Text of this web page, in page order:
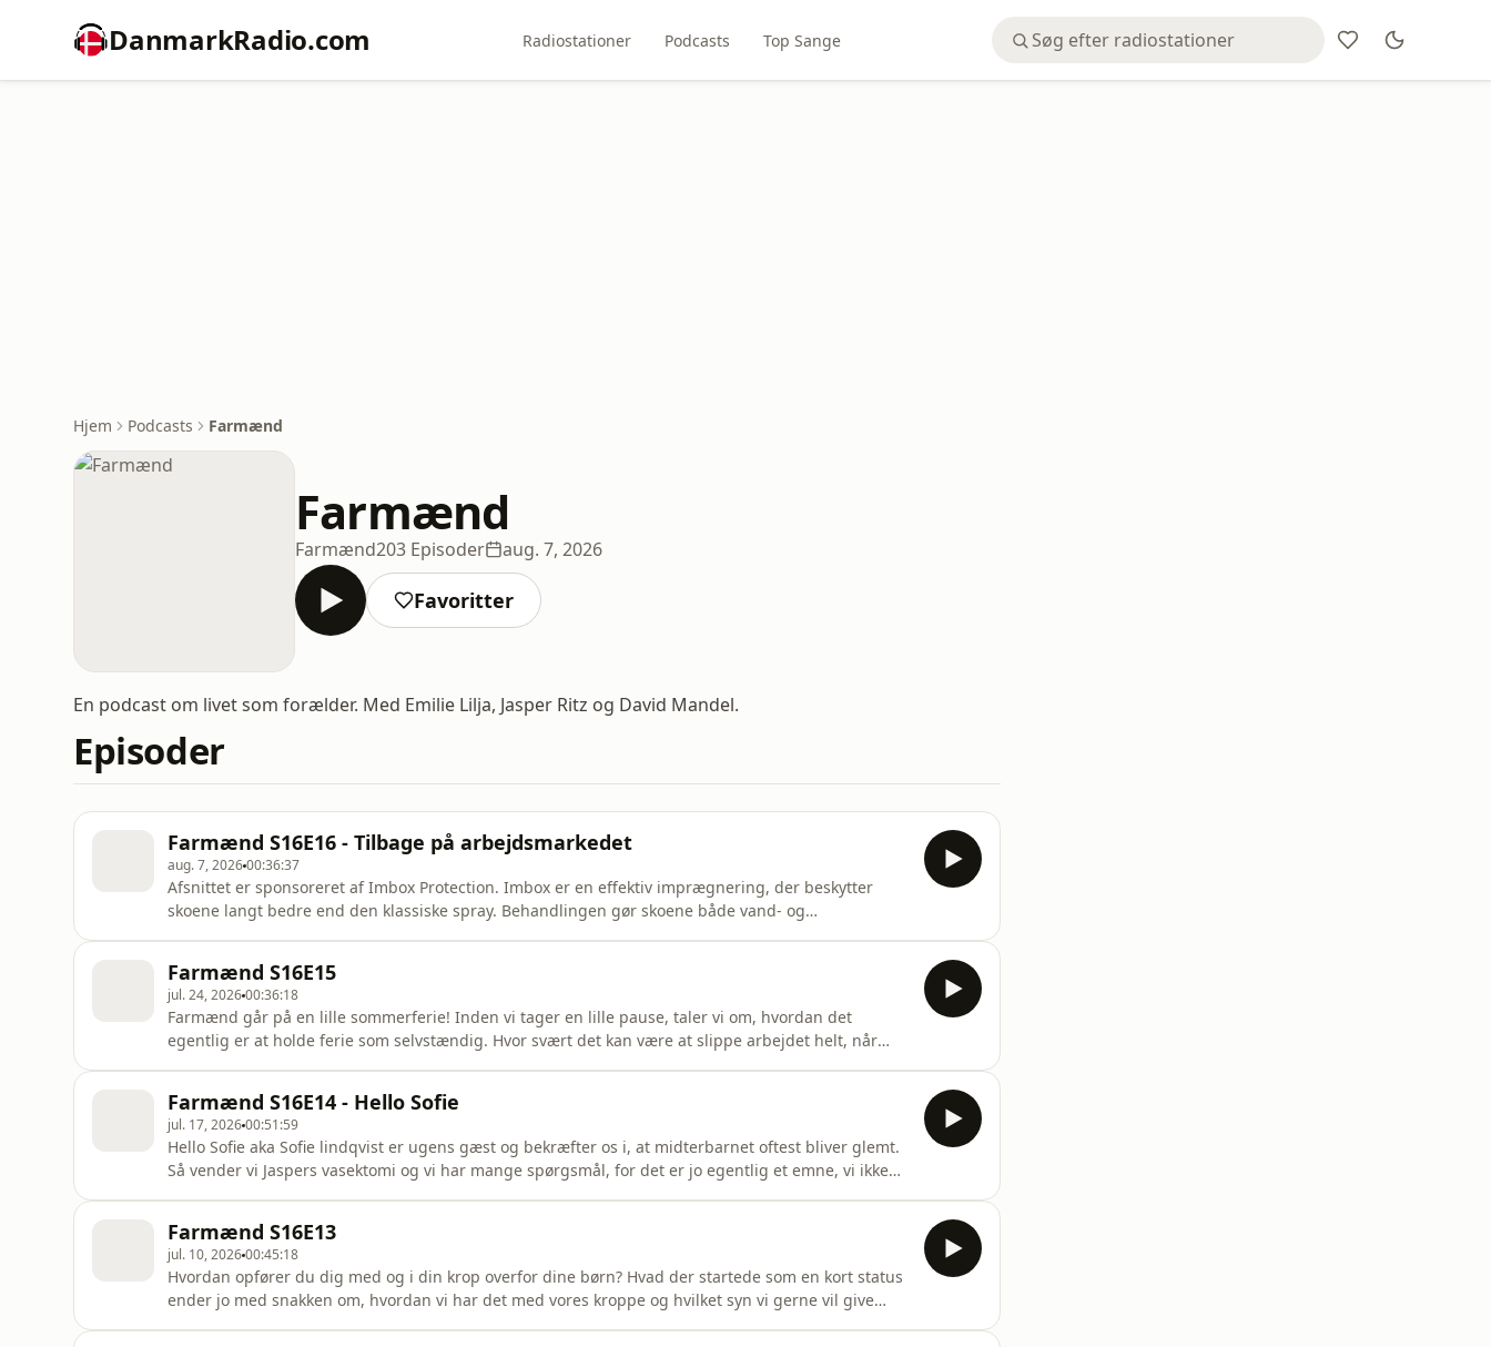
DanmarkRadio.com Radiostationer Podcasts Top Sange
Hjem Podcasts Farmænd
Farmænd
Farmænd203 Episoder aug. 7, 2026
Favoritter
En podcast om livet som forælder. Med Emilie Lilja, Jasper Ritz og David Mandel.
Episoder
Farmænd S16E16 - Tilbage på arbejdsmarkedet
aug. 7, 202600:36:37
Afsnittet er sponsoreret af Imbox Protection. Imbox er en effektiv imprægnering, der beskytter
skoene langt bedre end den klassiske spray. Behandlingen gør skoene både vand- og
give dine egne og børnenes nye sko d
Farmænd S16E15
jul. 24, 202600:36:18
Farmænd går på en lille sommerferie! Inden vi tager en lille pause, taler vi om, hvordan det
egentlig er at holde ferie som selvstændig. Hvor svært det kan være at slippe arbejdet helt, når
sommer, vi lyttes v
Farmænd S16E14 - Hello Sofie
jul. 17, 202600:51:59
Hello Sofie aka Sofie lindqvist er ugens gæst og bekræfter os i, at midterbarnet oftest bliver glemt.
Så vender vi Jaspers vasektomi og vi har mange spørgsmål, for det er jo egentlig et emne, vi ikke
forældresjæl
Farmænd S16E13
jul. 10, 202600:45:18
Hvordan opfører du dig med og i din krop overfor dine børn? Hvad der startede som en kort status
ender jo med snakken om, hvordan vi har det med vores kroppe og hvilket syn vi gerne vil give